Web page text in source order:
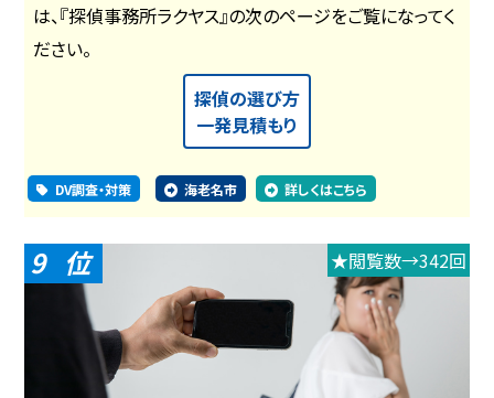
は、『探偵事務所ラクヤス』の次のページをご覧になってく
ださい。
探偵の選び方
一発見積もり
DV調査・対策 海老名市 詳しくはこちら
9 ★閲覧数→342回